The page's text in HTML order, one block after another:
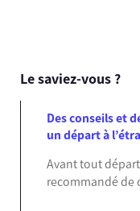
Le saviez-vous ?
Des conseils et
un départ à
Avant tout
recommandé de